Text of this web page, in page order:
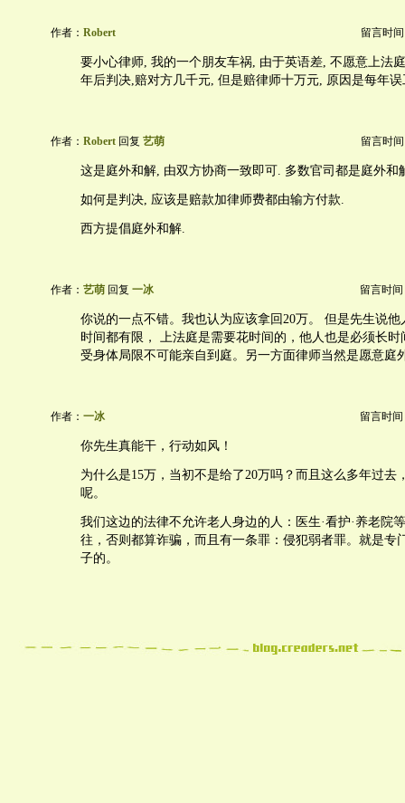
作者： Robert 留言时间
要小心律师, 我的一个朋友车祸, 由于英语差, 不愿意上法
年后判决,赔对方几千元, 但是赔律师十万元, 原因是每年
作者： Robert 回复 艺萌 留言时间
这是庭外和解, 由双方协商一致即可. 多数官司都是庭外和
如何是判决, 应该是赔款加律师费都由输方付款.
西方提倡庭外和解.
作者： 艺萌 回复 一冰 留言时间
你说的一点不错。我也认为应该拿回20万。 但是先生说
时间都有限， 上法庭是需要花时间的，他人也是必须长
受身体局限不可能亲自到庭。另一方面律师当然是愿意庭
作者： 一冰 留言时间
你先生真能干，行动如风！
为什么是15万，当初不是给了20万吗？而且这么多年过去
呢。
我们这边的法律不允许老人身边的人：医生·看护·养老院
往，否则都算诈骗，而且有一条罪：侵犯弱者罪。就是专
子的。